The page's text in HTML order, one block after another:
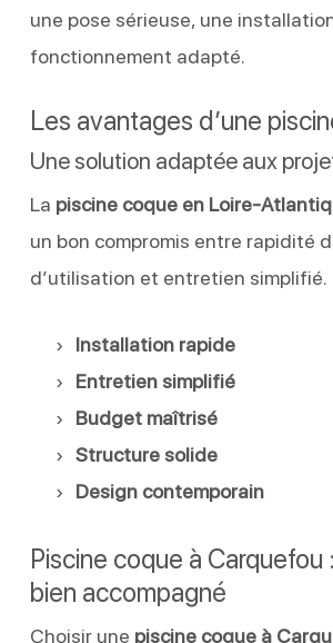
une pose sérieuse, une
fonctionnement adapté.
Les avantages d’une
Une solution adaptée aux
La piscine coque en Loire-
un bon compromis entre rapidité
d’utilisation et entretien simplifié.
Installation rapide
Entretien simplifié
Budget maîtrisé
Structure solide
Design contemporain
Piscine coque à Carquefou
bien accompagné
Choisir une piscine coque à